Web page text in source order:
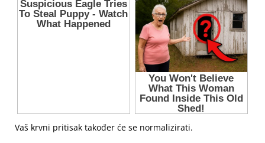
Vaš krvni pritisak također će se normalizirati.